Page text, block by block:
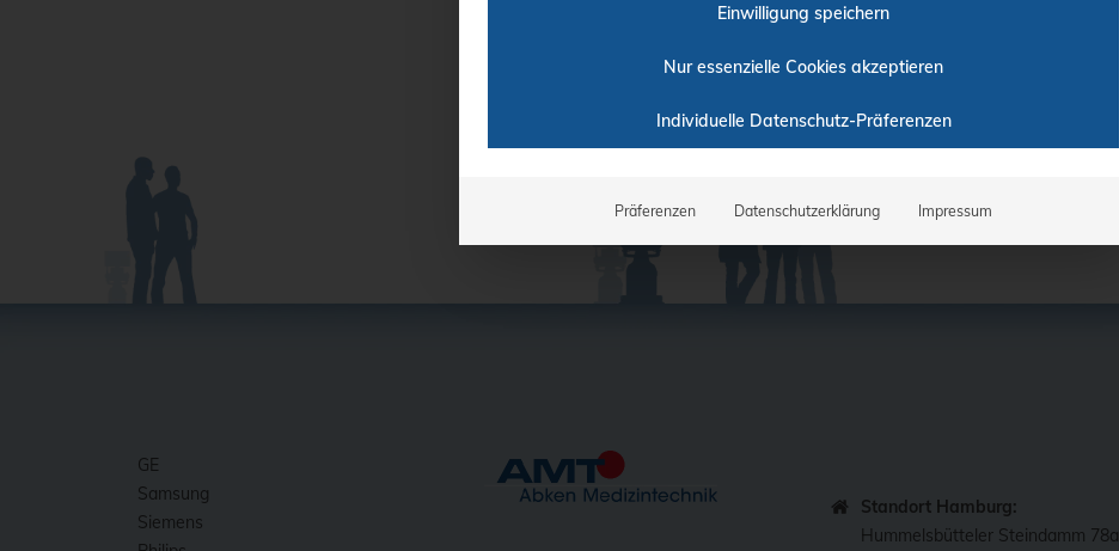
GE
Samsung
Siemens
Standort Hamburg:
Hummelsbütteler Steindamm 78a
Einwilligung speichern
Nur essenzielle Cookies akzeptieren
Individuelle Datenschutz-Präferenzen
Präferenzen Datenschutzerklärung Impressum